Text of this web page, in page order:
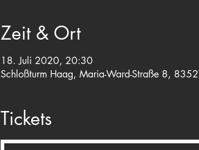
Zeit & Ort
18. Juli 2020, 20:30
Schloßturm Haag, Maria-Ward-Straße 8,
Tickets